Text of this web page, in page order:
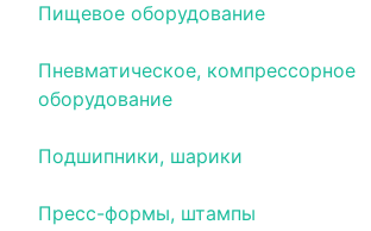
Пищевое оборудование
Пневматическое, компрессорное
оборудование
Подшипники, шарики
Пресс-формы, штампы